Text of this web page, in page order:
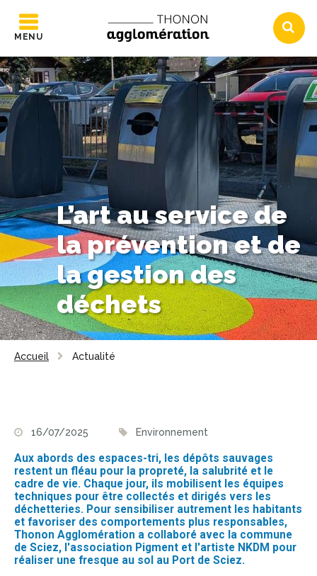
MENU
L’art au service de
la prévention et de
la gestion des
déchets
Accueil Actualité
16/07/2025 Environnement
Aux abords des espaces-tri, les dépôts sauvages
restent un fléau pour la propreté, la salubrité et le
cadre de vie. Chaque jour, ils mobilisent les équipes
techniques pour être collectés et dirigés vers les
déchetteries. Pour sensibiliser autrement les habitants
et favoriser des comportements plus responsables,
Thonon Agglomération a collaboré avec la commune
de Sciez, l'association Pigment et l'artiste NKDM pour
réaliser une fresque au sol au Port de Sciez.